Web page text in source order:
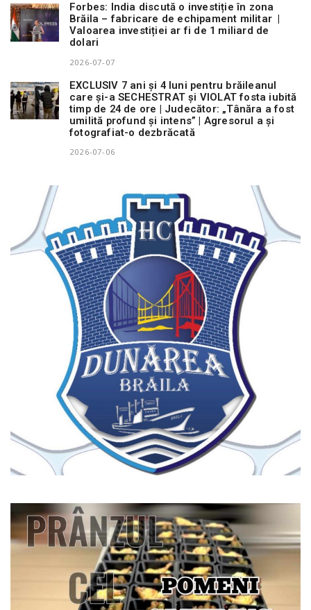
Forbes: India discută o investiție în zona
Brăila – fabricare de echipament militar |
Valoarea investiției ar fi de 1 miliard de
dolari
2026-07-07
EXCLUSIV 7 ani și 4 luni pentru brăileanul
care și-a SECHESTRAT și VIOLAT fosta iubită
timp de 24 de ore | Judecător: „Tânăra a fost
umilită profund și intens” | Agresorul a și
fotografiat-o dezbrăcată
2026-07-06